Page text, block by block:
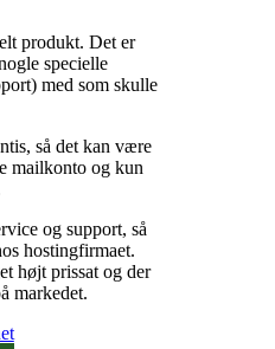
produkt. Det er
specielle
med som skulle
så det kan være
mailkonto og kun
og support, så
hostingfirmaet.
højt prissat og der
markedet.